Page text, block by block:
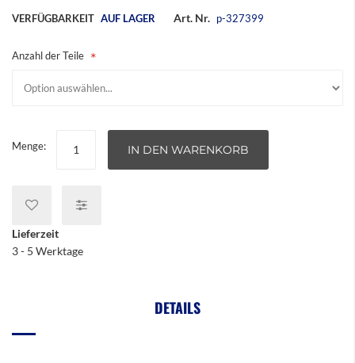
VERFÜGBARKEIT AUF LAGER Art. Nr. p-327399
Anzahl der Teile
Menge: IN DEN WARENKORB
Lieferzeit
3 - 5 Werktage
DETAILS